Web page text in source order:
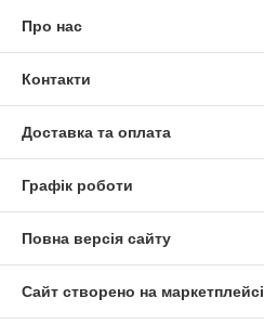
Про нас
Контакти
Доставка та оплата
Графік роботи
Повна версія сайту
Сайт створено на маркетплейсі